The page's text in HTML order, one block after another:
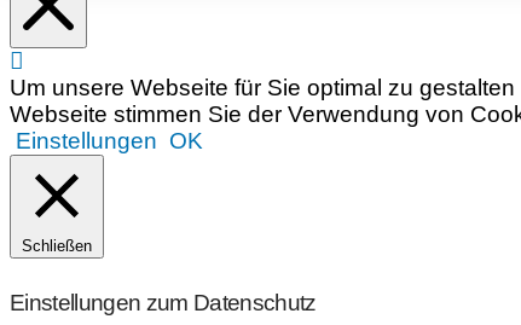
Um unsere Webseite für Sie optimal zu
Webseite stimmen Sie der Verwendung von
Einstellungen OK
Schließen
Einstellungen zum Datenschutz